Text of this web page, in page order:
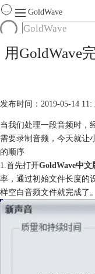
GoldWave
首页
产品
购买
用GoldWave
发布时间：2019-05-14 11:
当我们处理一段音频时，
需要录制音频，今天就让
的顺序
1.首先打开GoldWave中文
率，通过初始文件长度的
样空白音频文件就完成了。